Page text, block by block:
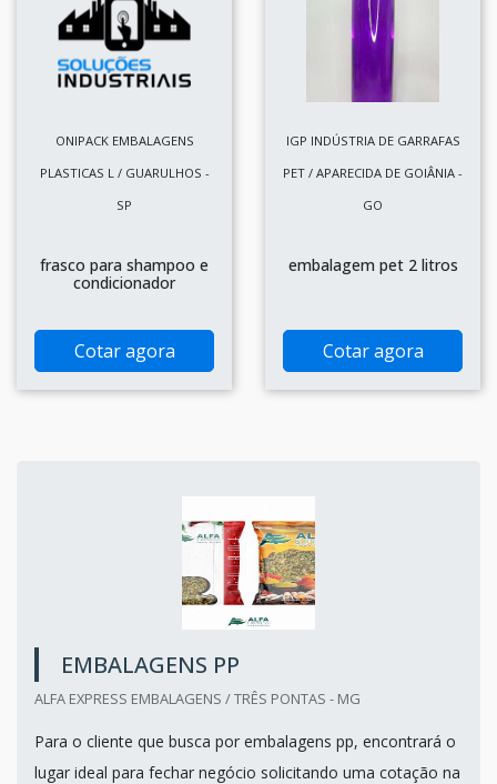
ONIPACK EMBALAGENS
PLASTICAS L / GUARULHOS -
SP
frasco para shampoo e
condicionador
Cotar agora
IGP INDÚSTRIA DE GARRAFAS
PET / APARECIDA DE GOIÂNIA -
GO
embalagem pet 2 litros
Cotar agora
EMBALAGENS PP
ALFA EXPRESS EMBALAGENS / TRÊS PONTAS - MG
Para o cliente que busca por embalagens pp, encontrará o
lugar ideal para fechar negócio solicitando uma cotação na